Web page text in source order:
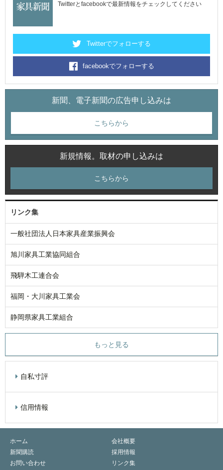
Twitterとfacebookで最新情報をチェックしてください
Twitterでフォローする
facebookでフォローする
新聞、電子新聞の広告申し込みは
こちらから
新規情報。取材の申し込みは
こちらから
リンク集
一般社団法人日本家具産業振興会
旭川家具工業協同組合
飛騨木工連合会
福岡・大川家具工業会
静岡県家具工業組合
もっと見る
自私寸評
信用情報
ホーム
会社概要
新聞購読
採用情報
お問い合わせ
リンク集